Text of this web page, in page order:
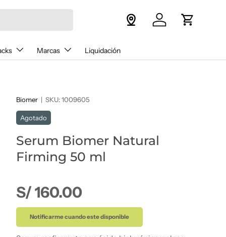
Iniciar sesión
Carrito
Marcas Liquidación
Biomer | SKU:1009605
Agotado
Serum Biomer Natural
Firming 50 ml
Precio normal
S/ 160.00
Notificarme cuando este disponible